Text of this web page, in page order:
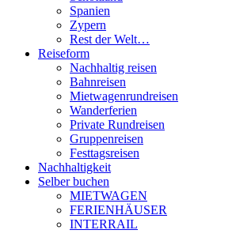
Spanien
Zypern
Rest der Welt…
Reiseform
Nachhaltig reisen
Bahnreisen
Mietwagenrundreisen
Wanderferien
Private Rundreisen
Gruppenreisen
Festtagsreisen
Nachhaltigkeit
Selber buchen
MIETWAGEN
FERIENHÄUSER
INTERRAIL